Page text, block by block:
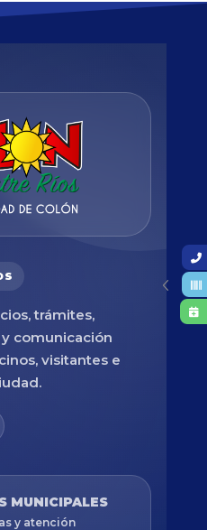
trámites,
comunicación
visitantes e
MUNICIPALES
y atención